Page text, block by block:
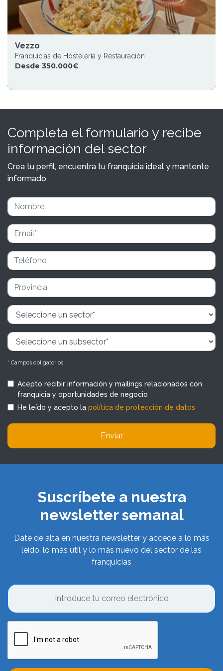
Vezzo
Franquicias de Hostelería y Restauración
Desde 350.000€
Completa el formulario y recibe
información del sector
Crea tu perfil, encuentra tu franquicia ideal y mantente
informado
* Campos obligatorios
Acepto recibir información y mailings relacionados con
franquicia y oportunidades de negocio
He leído y acepto la política de protección de datos
Enviar
Suscríbete a nuestra
newsletter semanal
Date de alta en nuestra newsletter y accede a lo más
leído, lo más útil y lo más nuevo del sector de las
franquicias